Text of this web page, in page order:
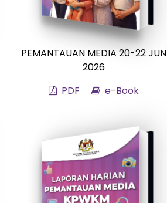
PEMANTAUAN MEDIA 20-22 JUN
2026
PDF
e-Book